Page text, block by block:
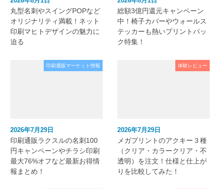
丸型名刺やスイングPOPなど
オリジナリティ満載！ネット
印刷マヒトデザインの魅力に
迫る
総額3億円還元キャンペーン
中！椅子カバーやウォールス
テッカーも熱いプリントパッ
ク特集！
印刷通販マーケット情報
2026年7月29日
印刷通販ラクスルの名刺100
円キャンペーンやチラシ印刷
最大76%オフなど最新お得情
報まとめ！
体験レビュー
2026年7月29日
メガプリントのアクキー３種
（クリア・カラークリア・不
透明）を注文！仕様と仕上が
りを比較してみた！